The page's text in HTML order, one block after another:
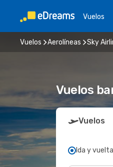
Vuelos
Vuelos Aerolíneas Sky
Vuelos
Vuelos
Ida y vuelta